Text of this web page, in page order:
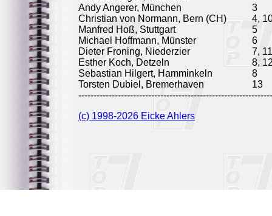
Andy Angerer, München
3
Christian von Normann, Bern (CH)
4,
Manfred Hoß, Stuttgart
5
Michael Hoffmann, Münster
6
Dieter Froning, Niederzier
7, 11
Esther Koch, Detzeln
8,
Sebastian Hilgert, Hamminkeln
8
Torsten Dubiel, Bremerhaven
13
(c) 1998-2026 Eicke Ahlers